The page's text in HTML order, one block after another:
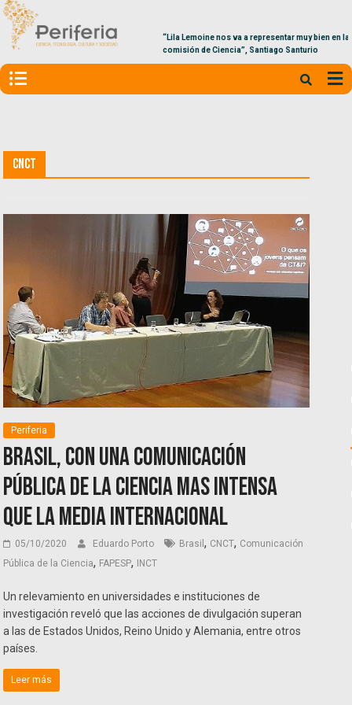
“Lila Lemoine nos va a representar muy bien en la
comisión de Ciencia”, Santiago Santurio
CNCT
Periferia
Brasil, con una comunicación
pública de la ciencia mas intensa
que la media internacional
05/10/2020 Eduardo Porto Brasil, CNCT, Comunicación
Pública de la Ciencia, FAPESP, INCT
Un relevamiento en universidades e instituciones de
investigación reveló que las acciones de divulgación superan
a las de Estados Unidos, Reino Unido y Alemania, entre otros
países.
Leer más